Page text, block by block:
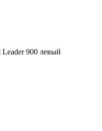
900 левый